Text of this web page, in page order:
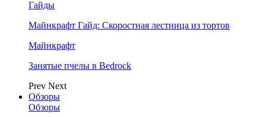
Гайды
Майнкрафт Гайд: Скоростная лестница из тортов
Майнкрафт
Занятые пчелы в Bedrock
Prev Next
Обзоры
Обзоры